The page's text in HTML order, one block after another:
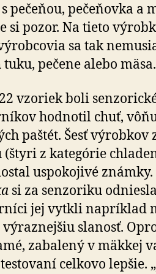
pečeňou, pečeňovka a
si pozor. Na tieto
sa tak
pečene alebo mäsa.
vzoriek boli
hodnotil chuť,
paštét. Šesť výrobkov
z kate­górie
uspo­ko­jivé známky.
si za sen­zo­riku
jej vytkli napríklad
slanosť.
zabalený v mäkkej
celkovo lepšie.